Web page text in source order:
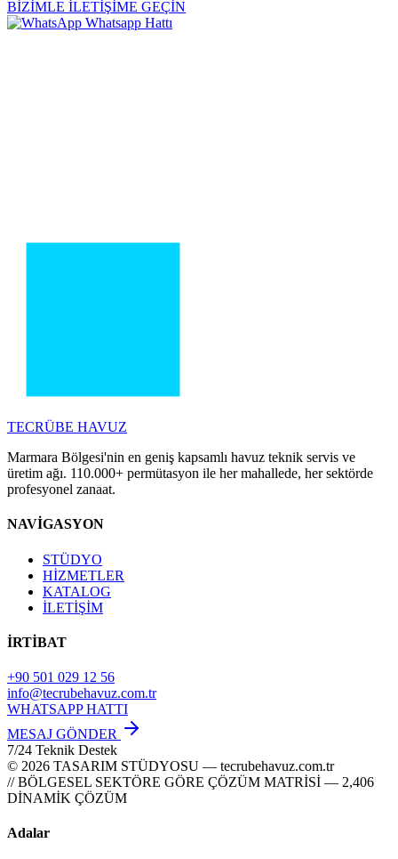
BİZİMLE İLETİŞİME GEÇİN
Whatsapp Hattı
TECRÜBE HAVUZ
Marmara Bölgesi'nin en geniş kapsamlı havuz teknik servis ve
üretim ağı. 110.000+ permütasyon ile her mahallede, her sektörde
profesyonel zanaat.
NAVİGASYON
STÜDYO
HİZMETLER
KATALOG
İLETİŞİM
İRTİBAT
+90 501 029 12 56
info@tecrubehavuz.com.tr
WHATSAPP HATTI
MESAJ GÖNDER
7/24 Teknik Destek
© 2026 TASARIM STÜDYOSU — tecrubehavuz.com.tr
// BÖLGESEL SEKTÖRE GÖRE ÇÖZÜM MATRİSİ — 2,406
DİNAMİK ÇÖZÜM
Adalar